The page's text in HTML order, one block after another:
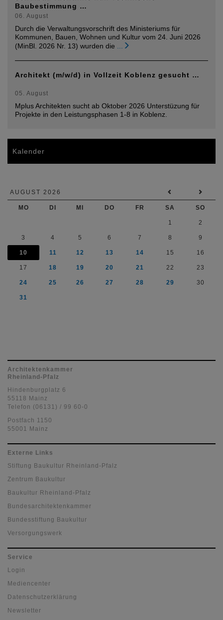
Baubestimmung …
06. August
Durch die Verwaltungsvorschrift des Ministeriums für
Kommunen, Bauen, Wohnen und Kultur vom 24. Juni 2026
(MinBl. 2026 Nr. 13) wurden die
Architekt (m/w/d) in Vollzeit Koblenz gesucht …
05. August
Mplus Architekten sucht ab Oktober 2026 Unterstüzung für
Projekte in den Leistungsphasen 1-8 in Koblenz.
Kalender
AUGUST 2026
MO DI MI DO FR SA SO
1 2
3 4 5 6 7 8 9
10 11 12 13 14 15 16
17 18 19 20 21 22 23
24 25 26 27 28 29 30
31
Architektenkammer
Rheinland-Pfalz
Hindenburgplatz 6
55118 Mainz
Telefon (06131) / 99 60-0
Postfach 1150
55001 Mainz
Externe Links
Stiftung Baukultur Rheinland-Pfalz
Zentrum Baukultur
Baukultur Rheinland-Pfalz
Bundesarchitektenkammer
Bundesstiftung Baukultur
Versorgungswerk
Service
Login
Mediencenter
Datenschutzerklärung
Newsletter